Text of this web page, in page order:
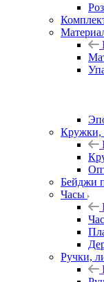
Кружки,
Бейджи
Часы
Ручки,